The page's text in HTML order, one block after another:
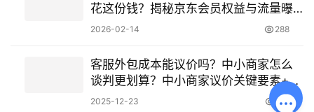
花这份钱？揭秘京东会员权益与流量曝
光真相，附成本效益分析与操作建议
2026-02-14 288
客服外包成本能议价吗？中小商家怎么
谈判更划算？中小商家议价关键要素+谈
判实战技巧！
2025-12-23 311